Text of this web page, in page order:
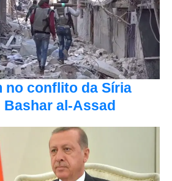
no conflito da Síria
al-Assad